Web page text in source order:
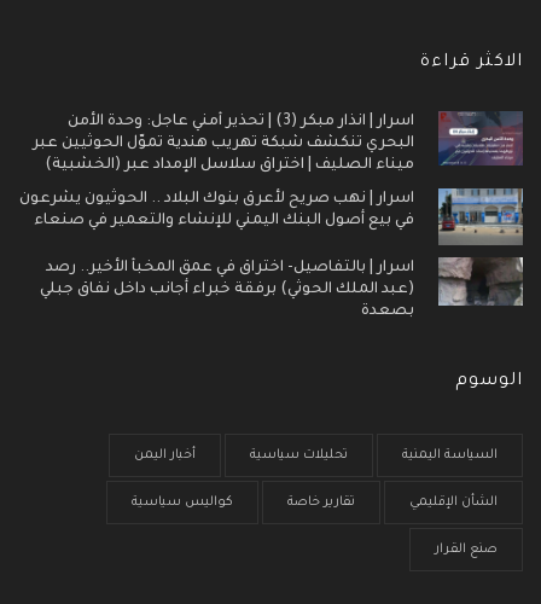
الاكثر قراءة
اسرار | انذار مبكر (3) | تحذير أمني عاجل: وحدة الأمن
البحري تنكشف شبكة تهريب هندية تموّل الحوثيين عبر
ميناء الصليف | اختراق سلاسل الإمداد عبر (الخشبية)
اسرار | نهب صريح لأعرق بنوك البلاد .. الحوثيون يشرعون
في بيع أصول البنك اليمني للإنشاء والتعمير في صنعاء
اسرار | بالتفاصيل- اختراق في عمق المخبأ الأخير.. رصد
(عبد الملك الحوثي) برفقة خبراء أجانب داخل نفاق جبلي
بصعدة
الوسوم
السياسة اليمنية تحليلات سياسية أخبار اليمن
الشأن الإقليمي تقارير خاصة كواليس سياسية
صنع القرار